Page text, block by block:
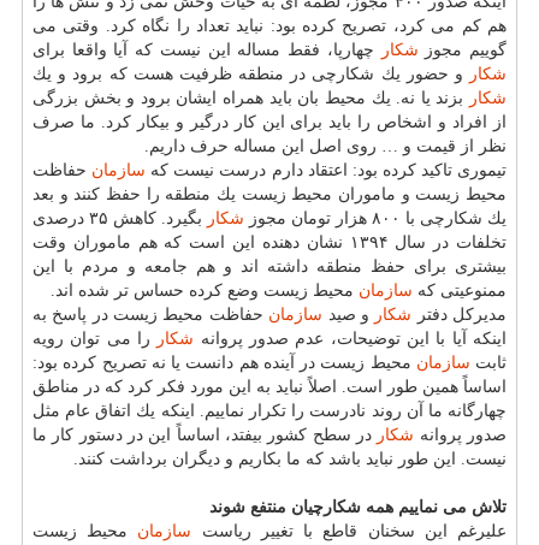
هم كم می كرد، تصریح كرده بود: نباید تعداد را نگاه كرد. وقتی می
گوییم مجوز شكار
چهارپا، فقط مساله این نیست كه آیا واقعا برای
شكار
و حضور یك شكارچی در منطقه ظرفیت هست كه برود و یك
شكار
بزند یا نه. یك محیط بان باید همراه ایشان برود و بخش بزرگی
از افراد و اشخاص را باید برای این كار درگیر و بیكار كرد. ما صرف
نظر از قیمت و … روی اصل این مساله حرف داریم.
تیموری تاكید كرده بود: اعتقاد دارم درست نیست كه سازمان حفاظت
محیط زیست و ماموران محیط زیست یك منطقه را حفظ كنند و بعد
یك شكارچی با ۸۰۰ هزار تومان مجوز
شكار
بگیرد. كاهش ۳۵ درصدی
تخلفات در سال ۱۳۹۴ نشان دهنده این است كه هم ماموران وقت
بیشتری برای حفظ منطقه داشته اند و هم جامعه و مردم با این
ممنوعیتی كه سازمان محیط زیست وضع كرده حساس تر شده اند.
مدیركل دفتر شكار و صید سازمان حفاظت محیط زیست در پاسخ به
اینكه آیا با این توضیحات، عدم صدور پروانه شكار
را می توان رویه
ثابت سازمان محیط زیست در آینده هم دانست یا نه تصریح كرده بود:
اساساً همین طور است. اصلاً نباید به این مورد فكر كرد كه در مناطق
چهارگانه ما آن روند نادرست را تكرار نماییم. اینكه یك اتفاق عام مثل
صدور پروانه شكار در سطح كشور بیفتد، اساساً این در دستور كار ما
نیست. این طور نباید باشد كه ما بكاریم و دیگران برداشت كنند.
تلاش می نماییم همه شكارچیان منتفع شوند
علیرغم این سخنان قاطع با تغییر ریاست سازمان محیط زیست